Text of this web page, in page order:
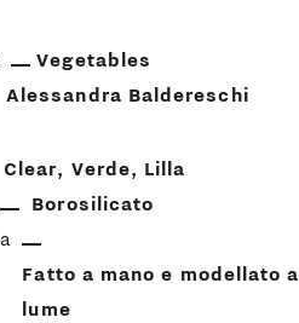
Vegetables
Alessandra Baldereschi
Clear Verde
Lilla
Borosilicato
Fatto a mano e modellato a
lume